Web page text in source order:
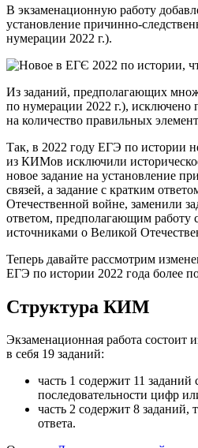
В экзаменационную работу
установление причинно-
нумерации 2022 г.).
Из заданий, предполагающих
по нумерации 2022 г.),
на количество правильных
Так, в 2022 году ЕГЭ по истории
из КИМов исключили
новое задание на установление
связей, а задание с кратким
Отечественной войне, заменили
ответом, предполагающим работу
источниками о Великой
Теперь давайте рассмотрим
ЕГЭ по истории 2022 года более
Структура КИМ
Экзаменационная работа состоит
в себя 19 заданий:
часть 1 содержит 11 заданий
последовательности цифр
часть 2 содержит 8 заданий,
ответа.